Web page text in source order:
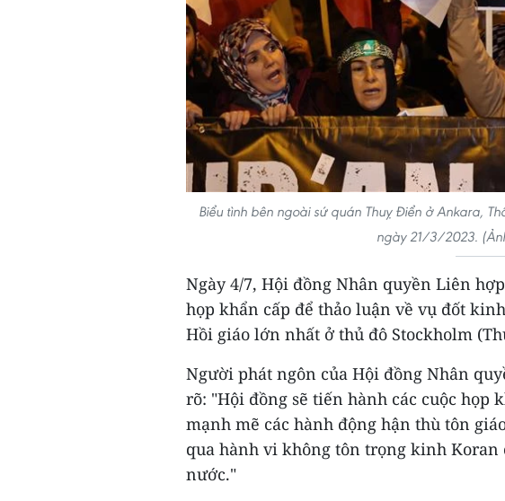
Biểu tình bên ngoài sứ quán Thuỵ Điển ở Ankara,
ngày 21/3/2023.
Ngày 4/7, Hội đồng Nhân quyền Liên
họp khẩn cấp để thảo luận về vụ đốt
Hồi giáo lớn nhất ở thủ đô Stockholm
Người phát ngôn của Hội đồng Nhân
rõ: "Hội đồng sẽ tiến hành các cuộc họp
mạnh mẽ các hành động hận thù tôn
qua hành vi không tôn trọng kinh Koran
nước."